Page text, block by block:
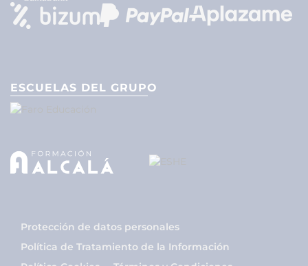
ESCUELAS DEL GRUPO
Protección de datos personales
Política de Tratamiento de la Información